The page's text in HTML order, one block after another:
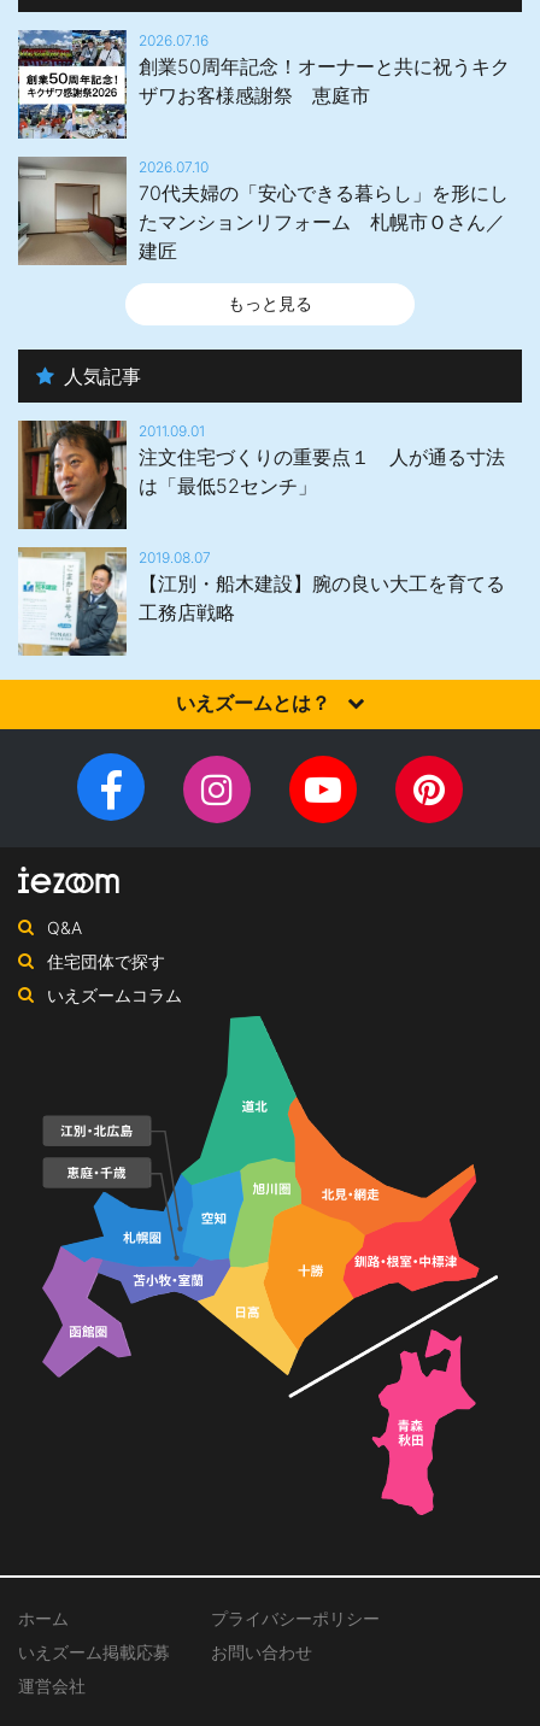
2026.07.16
創業50周年記念！オーナーと共に祝うキク
ザワお客様感謝祭 恵庭市
2026.07.10
70代夫婦の「安心できる暮らし」を形にし
たマンションリフォーム 札幌市Ｏさん／
建匠
もっと見る
人気記事
2011.09.01
注文住宅づくりの重要点１ 人が通る寸法
は「最低52センチ」
2019.08.07
【江別・船木建設】腕の良い大工を育てる
工務店戦略
いえズームとは？
住宅会社を選びませんか？iezoom（いえズーム）は（株）北海道
住宅新聞社が、日頃の住宅業界への取材を元に、優れたハウスメ
ーカー・工務店を紹介するサイトです。
Facebook
ー
ジ
InstagramYouTube
チ
Q&A
住宅団体で探す
いえズームコラム
ホーム
プライバシーポリシー
いえズーム掲載応募
お問い合わせ
運営会社